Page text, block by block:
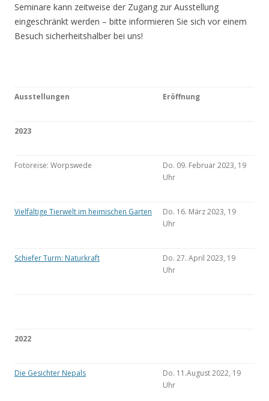
Seminare kann zeitweise der Zugang zur Ausstellung
eingeschränkt werden – bitte informieren Sie sich vor einem
Besuch sicherheitshalber bei uns!
Ausstellungen Eröffnung
2023
Fotoreise: Worpswede
Do. 09. Februar 2023, 19
Uhr
Vielfältige Tierwelt im heimischen Garten
Do. 16. März 2023, 19
Uhr
Schiefer Turm: Naturkraft
Do. 27. April 2023, 19
Uhr
2022
Die Gesichter Nepals
Do. 11.August 2022, 19
Uhr